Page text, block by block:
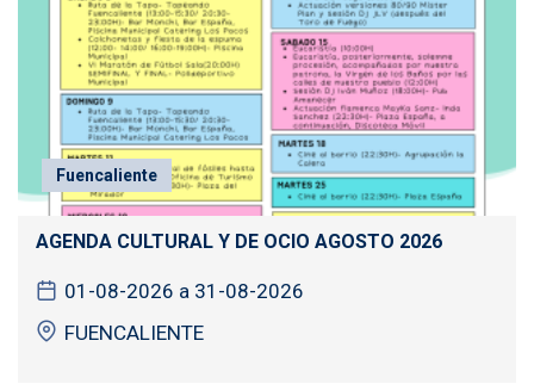
Fuencaliente
AGENDA CULTURAL Y DE OCIO AGOSTO 2026
01-08-2026 a 31-08-2026
FUENCALIENTE